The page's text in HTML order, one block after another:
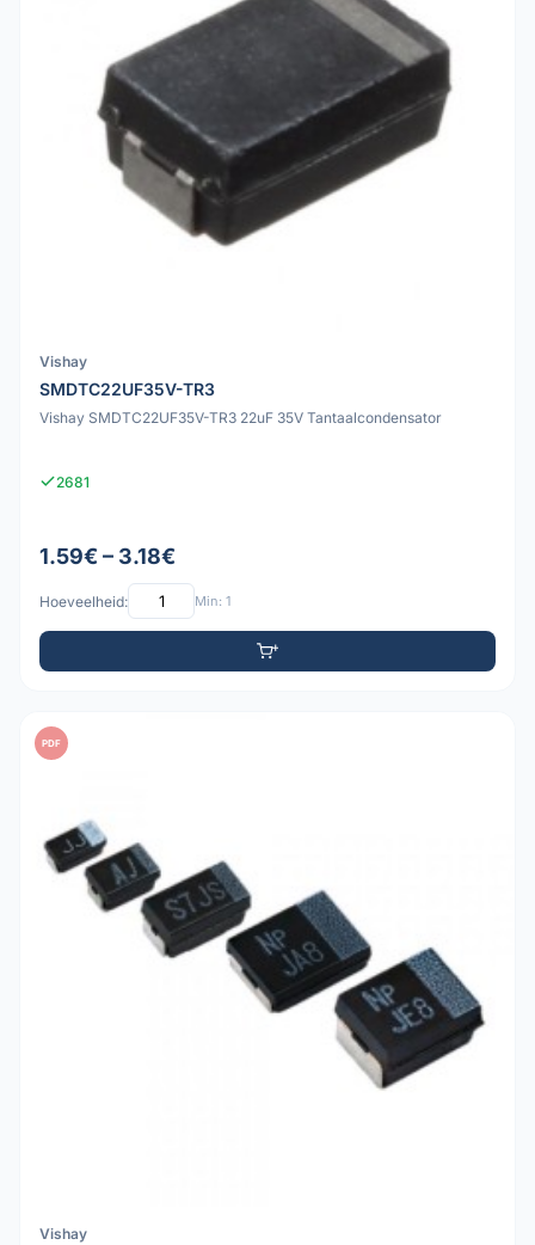
Vishay
SMDTC22UF35V-TR3
Vishay SMDTC22UF35V-TR3 22uF 35V Tantaalcondensator
2681
1.59€ – 3.18€
Hoeveelheid: Min: 1
PDF
Vishay